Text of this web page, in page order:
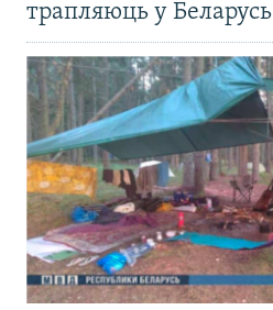
трапляюць у Беларусь